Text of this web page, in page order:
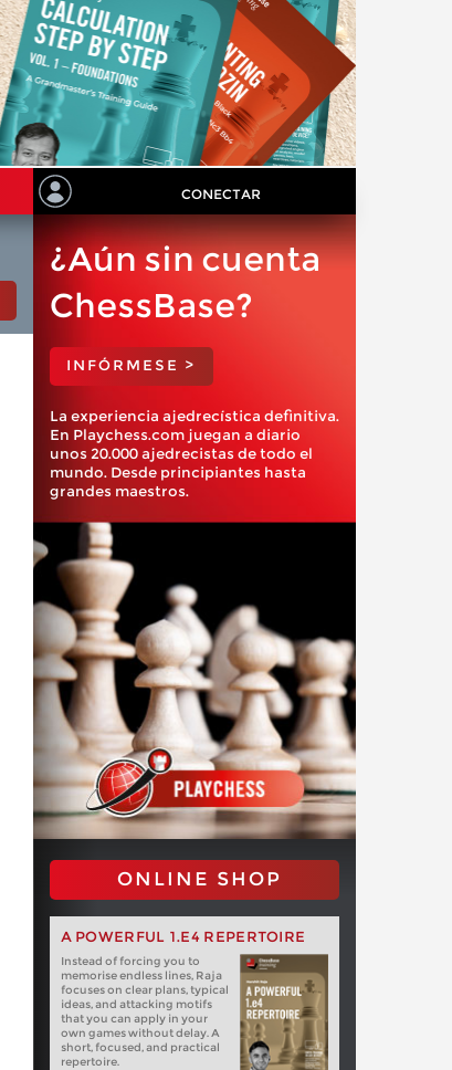
CONECTAR
¿Aún sin cuenta
ChessBase?
INFÓRMESE >
La experiencia ajedrecística definitiva.
En Playchess.com juegan a diario
unos 20.000 ajedrecistas de todo el
mundo. Desde principiantes hasta
grandes maestros.
ONLINE SHOP
A POWERFUL 1.E4 REPERTOIRE
Instead of forcing you to
memorise endless lines, Raja
focuses on clear plans, typical
ideas, and attacking motifs
that you can apply in your
own games without delay. A
short, focused, and practical
repertoire.